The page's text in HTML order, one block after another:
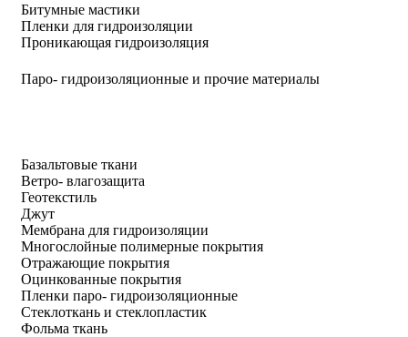
Битумные мастики
Пленки для гидроизоляции
Проникающая гидроизоляция
Паро- гидроизоляционные и прочие материалы
Базальтовые ткани
Ветро- влагозащита
Геотекстиль
Джут
Мембрана для гидроизоляции
Многослойные полимерные покрытия
Отражающие покрытия
Оцинкованные покрытия
Пленки паро- гидроизоляционные
Стеклоткань и стеклопластик
Фольма ткань